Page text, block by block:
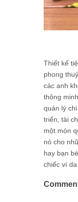
Thiết kế
phong
các anh
thông
quản lý
triển, tài
một món
nó cho
hay bạn
chiếc ví